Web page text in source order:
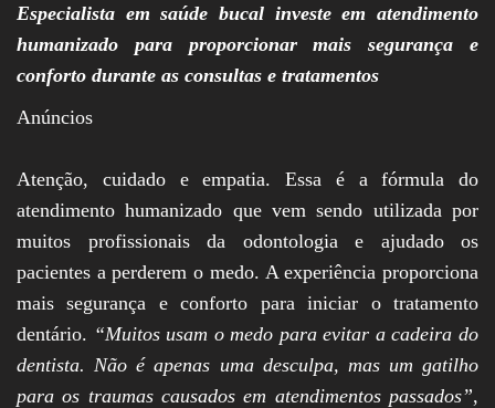
Especialista em saúde bucal investe em atendimento
humanizado para proporcionar mais segurança e
conforto durante as consultas e tratamentos
Anúncios
Atenção, cuidado e empatia. Essa é a fórmula do
atendimento humanizado que vem sendo utilizada por
muitos profissionais da odontologia e ajudado os
pacientes a perderem o medo. A experiência proporciona
mais segurança e conforto para iniciar o tratamento
dentário. “Muitos usam o medo para evitar a cadeira do
dentista. Não é apenas uma desculpa, mas um gatilho
para os traumas causados em atendimentos passados”,